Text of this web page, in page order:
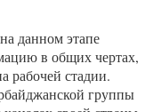
данном этапе
в общих чертах,
рабочей стадии.
группы